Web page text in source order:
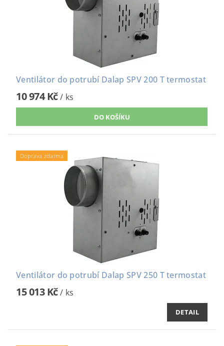
Ventilátor do potrubí Dalap SPV 200 T termostat
10 974 Kč/ ks
Doprava zdarma
Ventilátor do potrubí Dalap SPV 250 T termostat
15 013 Kč/ ks
DETAIL